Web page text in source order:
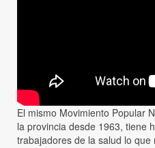
El mismo Movimiento Popular
la provincia desde 1963, tiene
trabajadores de la salud lo